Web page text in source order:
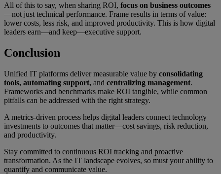
All of this to say, when sharing ROI, focus on business outcomes
—not just technical performance. Frame results in terms of value:
lower costs, less risk, and improved productivity. This is how digital
leaders earn—and keep—executive support.
Conclusion
Unified IT platforms deliver measurable value by consolidating
tools, automating support, and centralizing management.
Frameworks and benchmarks make ROI tangible, while common
pitfalls can be addressed with the right strategy.
A metrics-driven process helps digital leaders connect technology
investments to outcomes that matter—cost savings, risk reduction,
and productivity.
Stay committed to continuous ROI tracking and proactive
transformation. As the IT landscape evolves, so must your ability to
quantify and communicate value.